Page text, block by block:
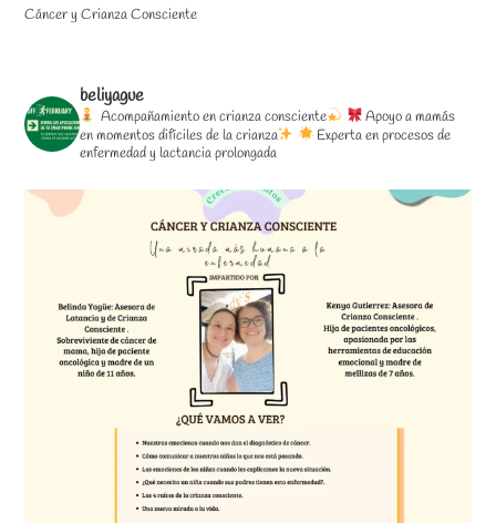
Cáncer y Crianza Consciente
beliyague
Acompañamiento en crianza consciente
Apoyo a mamás
en momentos difíciles de la crianza
Experta en procesos de
enfermedad y lactancia prolongada